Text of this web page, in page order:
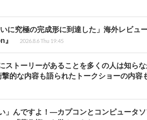
に究極の完成形に到達した」海外レビュ
2026.8.6 Thu 19:45
ストーリーがあることを多くの人は知ら
的な内容も語られたトークショーの内容
」んですよ！―カプコンとコンピュータ